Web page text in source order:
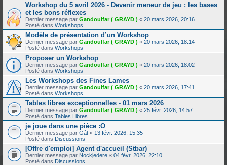
Workshop du 5 avril 2026 - Devenir meneur de jeu : les bases
et les bons réflexes
Dernier message par Gandoulfar ( GRAYD ) « 20 mars 2026, 20:16
Posté dans Workshops
Modèle de présentation d’un Workshop
Dernier message par Gandoulfar ( GRAYD ) « 20 mars 2026, 18:14
Posté dans Workshops
Proposer un Workshop
Dernier message par Gandoulfar ( GRAYD ) « 20 mars 2026, 18:02
Posté dans Workshops
Les Workshops des Fines Lames
Dernier message par Gandoulfar ( GRAYD ) « 20 mars 2026, 17:41
Posté dans Workshops
Tables libres exceptionnelles - 01 mars 2026
Dernier message par Gandoulfar ( GRAYD ) « 25 févr. 2026, 14:57
Posté dans Tables Libres
je joue dans une pièce :O
Dernier message par Gât « 13 févr. 2026, 15:35
Posté dans Discussions
[Offre d'emploi] Agent d'accueil (Stbar)
Dernier message par Nockjedere « 04 févr. 2026, 22:10
Posté dans Discussions